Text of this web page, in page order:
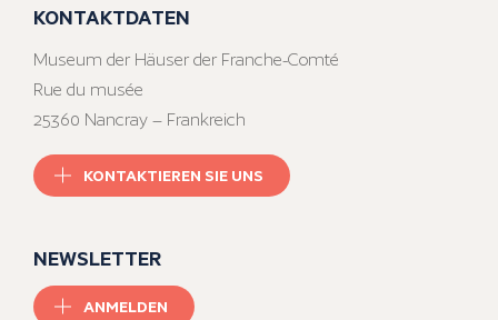
KONTAKTDATEN
Museum der Häuser der Franche-Comté
Rue du musée
25360 Nancray – Frankreich
KONTAKTIEREN SIE UNS
NEWSLETTER
ANMELDEN